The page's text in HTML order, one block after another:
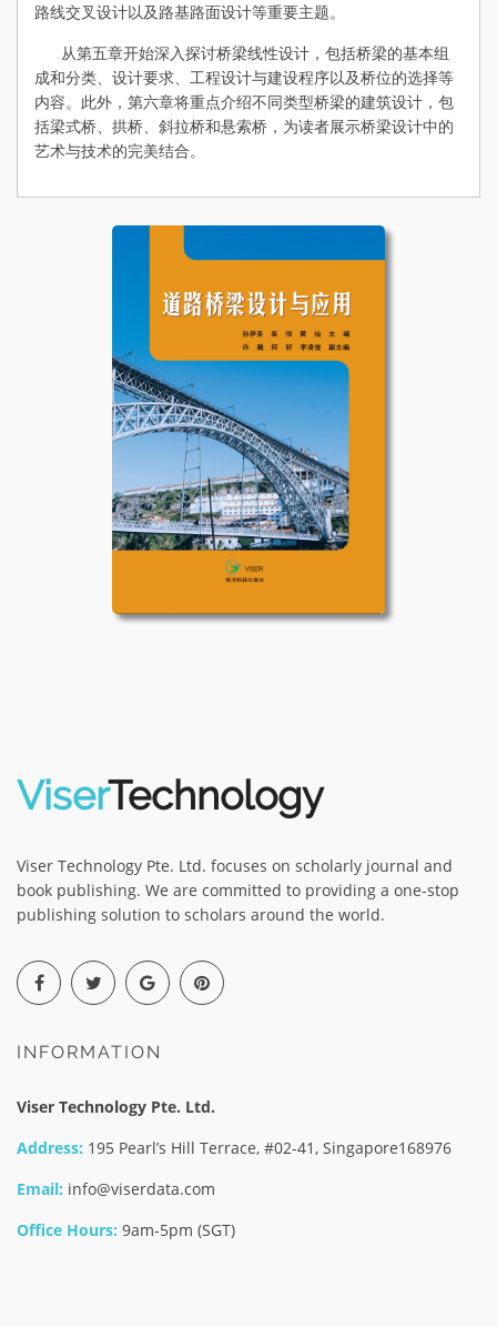
路线交叉设计以及路基路面设计等重要主题。
从第五章开始深入探讨桥梁线性设计，包括桥梁的基本组
成和分类、设计要求、工程设计与建设程序以及桥位的选择等
内容。此外，第六章将重点介绍不同类型桥梁的建筑设计，包
括梁式桥、拱桥、斜拉桥和悬索桥，为读者展示桥梁设计中的
艺术与技术的完美结合。
ViserTechnology
Viser Technology Pte. Ltd. focuses on scholarly journal and
book publishing. We are committed to providing a one-stop
publishing solution to scholars around the world.
INFORMATION
Viser Technology Pte. Ltd.
Address: 195 Pearl’s Hill Terrace, #02-41, Singapore168976
Email: info@viserdata.com
Office Hours: 9am-5pm (SGT)